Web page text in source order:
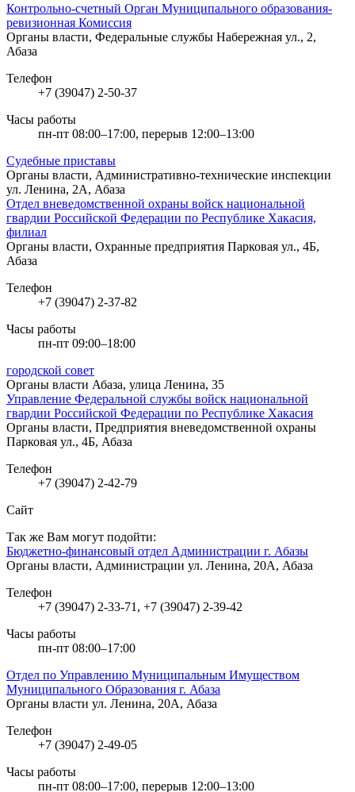
Контрольно-счетный Орган Муниципального образования-
ревизионная Комиссия
Органы власти, Федеральные службы Набережная ул., 2,
Абаза
Телефон
+7 (39047) 2-50-37
Часы работы
пн-пт 08:00–17:00, перерыв 12:00–13:00
Судебные приставы
Органы власти, Административно-технические инспекции
ул. Ленина, 2А, Абаза
Отдел вневедомственной охраны войск национальной
гвардии Российской Федерации по Республике Хакасия,
филиал
Органы власти, Охранные предприятия Парковая ул., 4Б,
Абаза
Телефон
+7 (39047) 2-37-82
Часы работы
пн-пт 09:00–18:00
городской совет
Органы власти Абаза, улица Ленина, 35
Управление Федеральной службы войск национальной
гвардии Российской Федерации по Республике Хакасия
Органы власти, Предприятия вневедомственной охраны
Парковая ул., 4Б, Абаза
Телефон
+7 (39047) 2-42-79
Сайт
Так же Вам могут подойти:
Бюджетно-финансовый отдел Администрации г. Абазы
Органы власти, Администрации ул. Ленина, 20А, Абаза
Телефон
+7 (39047) 2-33-71, +7 (39047) 2-39-42
Часы работы
пн-пт 08:00–17:00
Отдел по Управлению Муниципальным Имуществом
Муниципального Образования г. Абаза
Органы власти ул. Ленина, 20А, Абаза
Телефон
+7 (39047) 2-49-05
Часы работы
пн-пт 08:00–17:00, перерыв 12:00–13:00